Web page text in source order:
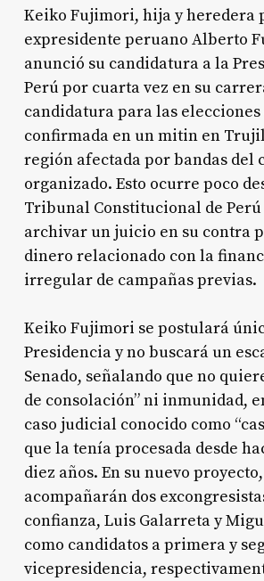
Keiko Fujimori, hija y heredera
expresidente peruano Alberto
anunció su candidatura a la
Perú por cuarta vez en su
candidatura para las elecciones
confirmada en un mitin en
región afectada por bandas del
organizado. Esto ocurre poco
Tribunal Constitucional de
archivar un juicio en su contra
dinero relacionado con la
irregular de campañas previas.
Keiko Fujimori se postulará
Presidencia y no buscará un
Senado, señalando que no
de consolación” ni inmunidad,
caso judicial conocido como
que la tenía procesada desde
diez años. En su nuevo
acompañarán dos
confianza, Luis Galarreta y
como candidatos a primera y
vicepresidencia,